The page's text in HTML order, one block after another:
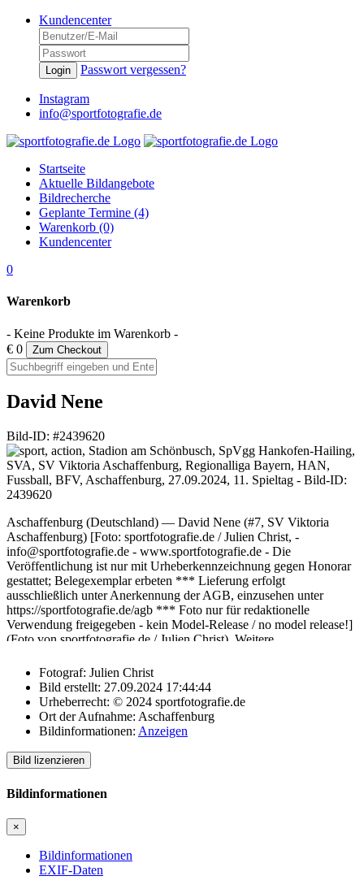
Kundencenter
Login Passwort vergessen?
Instagram
info@sportfotografie.de
Startseite
Aktuelle Bildangebote
Bildrecherche
Geplante Termine (4)
Warenkorb (0)
Kundencenter
0
Warenkorb
- Keine Produkte im Warenkorb -
€ 0
Zum Checkout
David Nene
Bild-ID: #2439620
Aschaffenburg (Deutschland) — David Nene (#7, SV Viktoria
Aschaffenburg) [Foto: sportfotografie.de / Julien Christ, -
info@sportfotografie.de - www.sportfotografie.de - Die
Veröffentlichung ist nur mit Urheberkennzeichnung gegen Honorar
gestattet; Belegexemplar erbeten *** Lieferung erfolgt
ausschließlich unter Anerkennung der AGB, einzusehen unter
https://sportfotografie.de/agb *** Foto nur für redaktionelle
Verwendung freigegeben - kein Model-Release / no model release!]
(Foto von sportfotografie.de / Julien Christ). Weitere
kommerzielle Zwecke lizenzierbar sind, werden im
"Herunterladen"-Dialog auch als solches gekennzeichnet. Bei
Fragen zur Lizenzierung und Bildverwendungsmöglichkeiten helfe
ich dir gerne weiter. Sende mir Bitte eine Anfrage per E-Mail.
Fotograf: Julien Christ
Bild erstellt: 27.09.2024 17:44:44
Urheberrecht: © 2024 sportfotografie.de
Ort der Aufnahme: Aschaffenburg
Bildinformationen: Anzeigen
Bild lizenzieren
Bildinformationen
×
Bildinformationen
EXIF-Daten